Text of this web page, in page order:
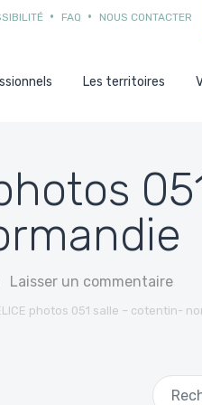
FAQ NOUS CONTACTER
Les territoires
Laisser un commentaire
photos 051 salle – cotentin-